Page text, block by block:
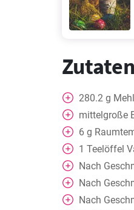
Zutaten
280.2 g
mittelgroße
6 g
1 Teelöffel
Nach
Nach
Nach